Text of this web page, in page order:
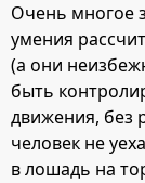
Очень многое
умения
(а они
быть
движения, без
человек не
в лошадь на